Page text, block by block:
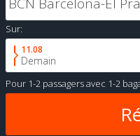
Sur:
11.08
Demain
Pour 1-2 passagersavec 1-2